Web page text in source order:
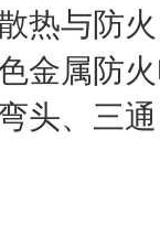
热与防
金属防
头、三